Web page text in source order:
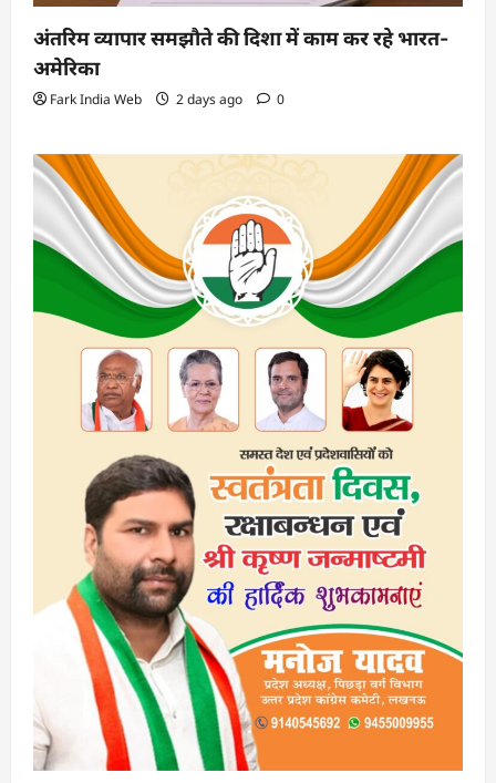
अंतरिम व्यापार समझौते की दिशा में काम कर रहे भारत-
अमेरिका
Fark India Web 2 days ago 0